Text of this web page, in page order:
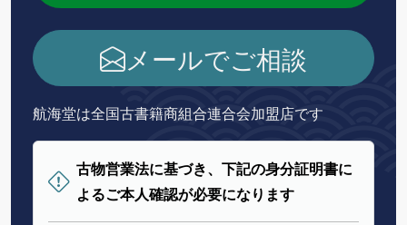
メールでご相談
航海堂は全国古書籍商組合連合会加盟店です
古物営業法に基づき、下記の身分証明書に
よるご本人確認が必要になります